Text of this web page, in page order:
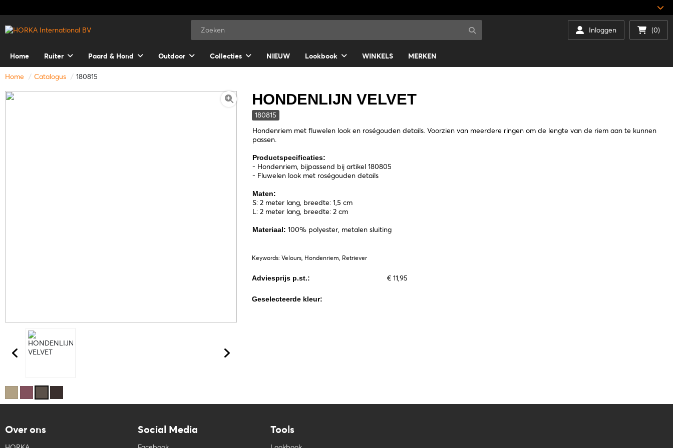
Inloggen (0)
Home Ruiter Paard & Hond Outdoor Collecties NIEUW Lookbook WINKELS MERKEN
Home Catalogus 180815
HONDENLIJN VELVET
180815
Hondenriem met fluwelen look en roségouden details. Voorzien van meerdere ringen om de lengte van de riem aan te kunnen
passen.
Productspecificaties:
- Hondenriem, bijpassend bij artikel 180805
- Fluwelen look met roségouden details
Maten:
S: 2 meter lang, breedte: 1,5 cm
L: 2 meter lang, breedte: 2 cm
Materiaal: 100% polyester, metalen sluiting
Keywords: Velours, Hondenriem, Retriever
Adviesprijs p.st.: € 11,95
Geselecteerde kleur:
Over ons Social Media Tools